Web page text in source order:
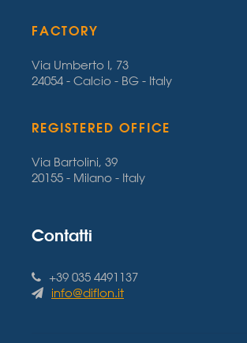
FACTORY
Via Umberto I, 73
24054 - Calcio - BG - Italy
REGISTERED OFFICE
Via Bartolini, 39
20155 - Milano - Italy
Contatti
+39 035 4491137
info@diflon.it